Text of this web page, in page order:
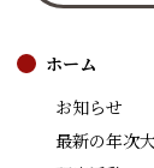
ホーム
お知らせ
最新の年次